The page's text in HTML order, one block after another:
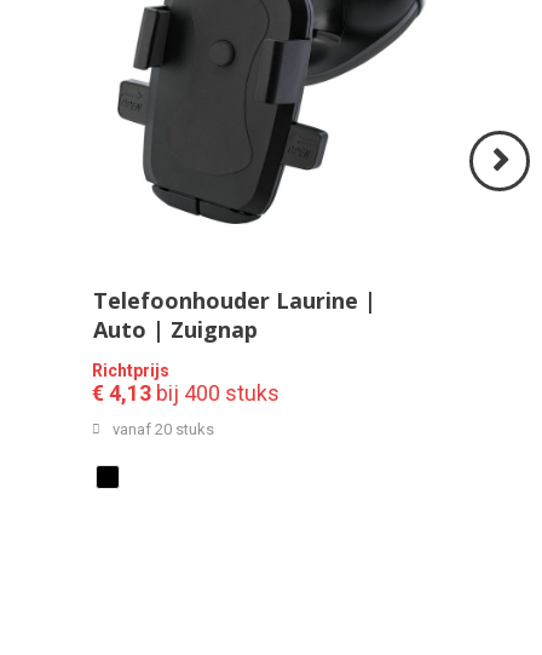
Telefoonhouder Laurine |
Auto | Zuignap
Richtprijs
€ 4,13 bij 400 stuks
vanaf 20 stuks